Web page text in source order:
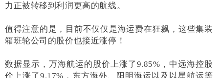
力正被转移到利润更高的航线。
值得注意的是，目前不仅仅是海运费在狂飙，这些集装
箱班轮公司的股价也接近涨停！
数据显示，万海航运的股价上涨了9.85%，中远海控股
价上涨了9.17%，东方海外、阳明海运以及以星航运等